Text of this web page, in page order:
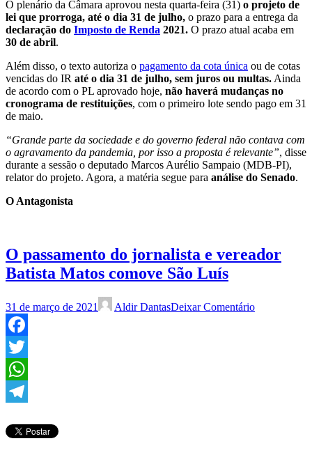
O plenário da Câmara aprovou nesta quarta-feira (31) o projeto de
lei que prorroga, até o dia 31 de julho, o prazo para a entrega da
declaração do Imposto de Renda 2021. O prazo atual acaba em
30 de abril.
Além disso, o texto autoriza o pagamento da cota única ou de cotas
vencidas do IR até o dia 31 de julho, sem juros ou multas.Ainda
de acordo com o PL aprovado hoje, não haverá mudanças no
cronograma de restituições, com o primeiro lote sendo pago em 31
de maio.
“Grande parte da sociedade e do governo federal não contava com
o agravamento da pandemia, por isso a proposta é relevante”, disse
durante a sessão o deputado Marcos Aurélio Sampaio (MDB-PI),
relator do projeto. Agora, a matéria segue para análise do Senado.
O Antagonista
O passamento do jornalista e vereador
Batista Matos comove São Luís
31 de março de 2021 Aldir DantasDeixar Comentário
Facebook
Twitter
WhatsApp